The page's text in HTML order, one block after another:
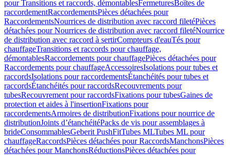
pour Transitions et raccords, démontablesFermeturesBoîtes de
raccordementRaccordementsPièces détachées pour
RaccordementsNourrices de distribution avec raccord filetéPièces
détachées pour Nourrices de distribution avec raccord filetéNourrice
de distribution avec raccord à sertirCompteurs d'eauTés pour
chauffageTransitions et raccords pour chauffage,
démontablesRaccordements pour chauffagePièces détachées pour
Raccordements pour chauffageAccessoiresIsolations pour tubes et
raccordsIsolations pour raccordementsÉtanchéités pour tubes et
raccordsÉtanchéités pour raccordsRecouvrements pour
tubesRecouvrement pour raccordsFixations pour tubesGaines de
protection et aides à l'insertionFixations pour
raccordementsArmoires de distributionFixations pour nourrice de
distributionJoints d’étanchéitéPacks de vis pour assemblages à
brideConsommablesGeberit PushFitTubes MLTubes ML pour
chauffageRaccordsPièces détachées pour RaccordsManchonsPièces
détachées pour ManchonsRéductionsPièces détachées pour